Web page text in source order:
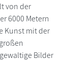
von der
6000 Metern
Kunst mit der
Bilder